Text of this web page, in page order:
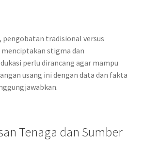
tradisional versus
stigma dan
perlu dirancang agar mampu
usang ini dengan data dan fakta
Tenaga dan Sumber